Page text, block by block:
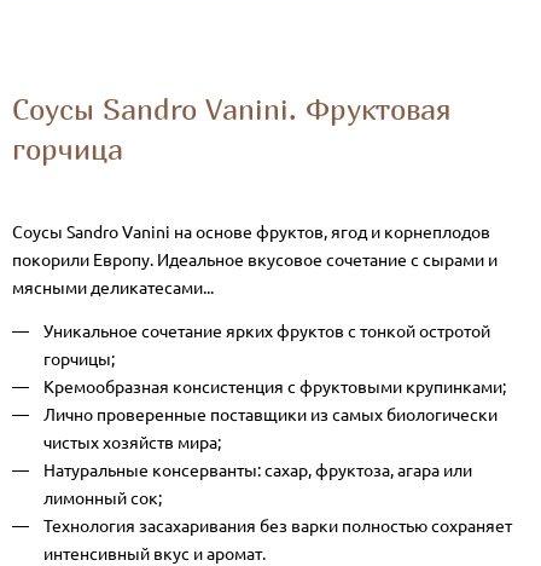
Соусы Sandro Vanini. Фруктовая
горчица
Соусы Sandro Vanini на основе фруктов, ягод и корнеплодов
покорили Европу. Идеальное вкусовое сочетание с сырами и
мясными деликатесами...
Уникальное сочетание ярких фруктов с тонкой остротой
горчицы;
Кремообразная консистенция с фруктовыми крупинками;
Лично проверенные поставщики из самых биологически
чистых хозяйств мира;
Натуральные консерванты: сахар, фруктоза, агара или
лимонный сок;
Технология засахаривания без варки полностью сохраняет
интенсивный вкус и аромат.